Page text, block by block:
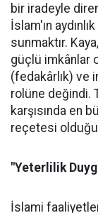
bir iradeyle
İslam'ın
sunmaktır.
güçlü imkânlar
(fedakârlık) ve
rolüne değindi.
karşısında en
reçetesi
"Yeterlilik
İslami